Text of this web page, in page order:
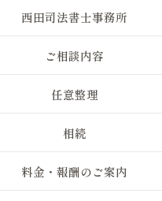
西田司法書士事務所
ご相談内容
任意整理
相続
料金・報酬のご案内